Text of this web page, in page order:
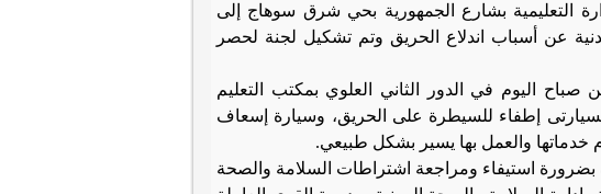
التعليمية بشارع الجمهورية بحي شرق سوهاج إلى
عن أسباب اندلاع الحريق وتم تشكيل لجنة لحصر
صباح اليوم في الدور الثاني العلوي بمكتب التعليم
بسيارتى إطفاء للسيطرة على الحريق، وسيارة إسعاف
خدماتها والعمل بها يسير بشكل طبيعي.
استيفاء ومراجعة اشتراطات السلامة والصحة